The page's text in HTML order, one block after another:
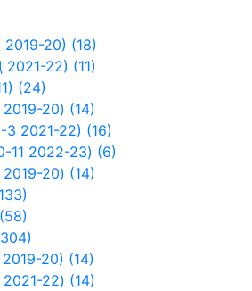
20) (18)
22) (11)
(24)
20) (14)
2021-22) (16)
11 2022-23) (6)
20) (14)
20) (14)
22) (14)